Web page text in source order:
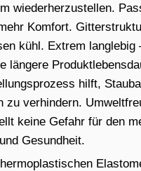
wiederherzustellen.
Komfort.
kühl. Extrem langlebig
längere
hilft,
zu verhindern.
keine Gefahr für den
Gesundheit.